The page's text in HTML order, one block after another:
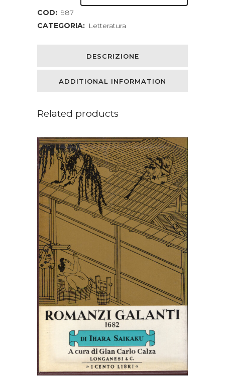
COD: 987
CATEGORIA: Letteratura
DESCRIZIONE
ADDITIONAL INFORMATION
Related products